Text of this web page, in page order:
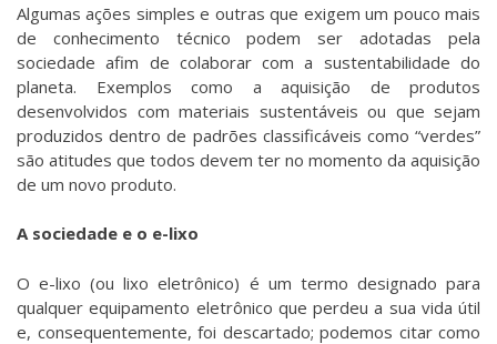
Algumas ações simples e outras que exigem um pouco mais
de conhecimento técnico podem ser adotadas pela
sociedade afim de colaborar com a sustentabilidade do
planeta. Exemplos como a aquisição de produtos
desenvolvidos com materiais sustentáveis ou que sejam
produzidos dentro de padrões classificáveis como “verdes”
são atitudes que todos devem ter no momento da aquisição
de um novo produto.
A sociedade e o e-lixo
O e-lixo (ou lixo eletrônico) é um termo designado para
qualquer equipamento eletrônico que perdeu a sua vida útil
e, consequentemente, foi descartado; podemos citar como